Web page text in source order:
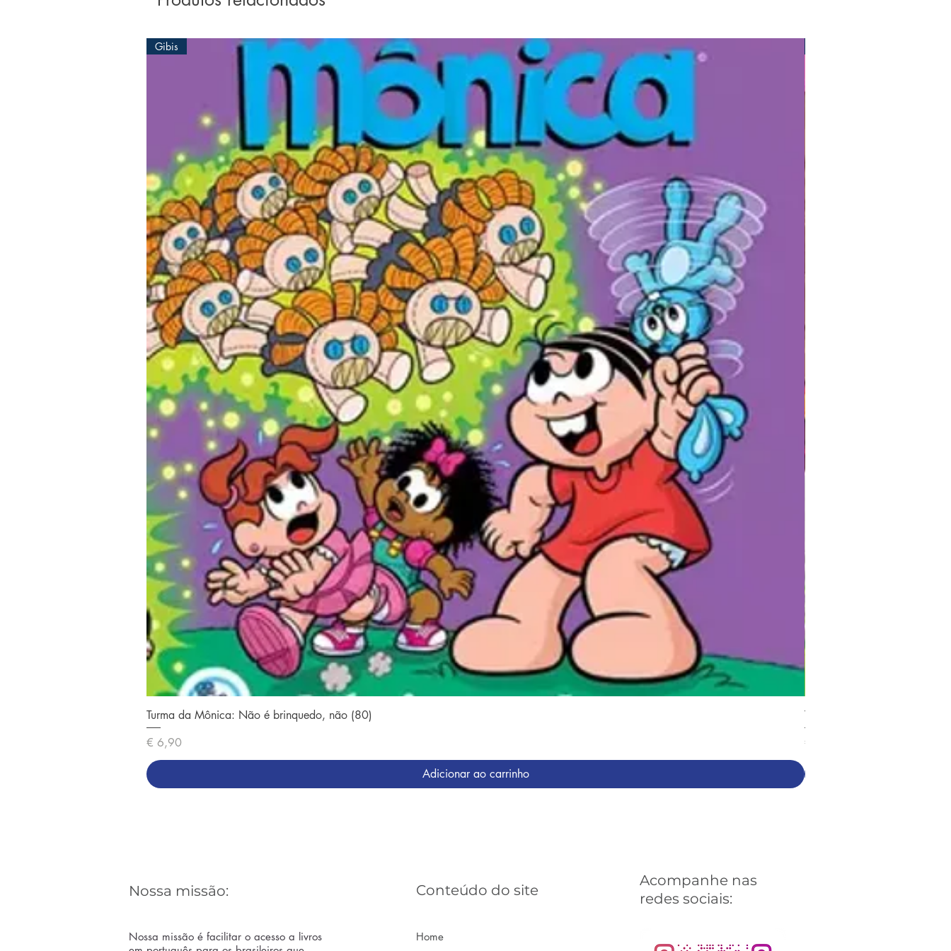
o mundo. Os destinos escolhidos são
lugares em que a autora, Mariana
Macedo, morou ou conheceu. Lugares
de memórias que ela compartilha.
📚 Ideal para:
Crianças de 3 a 8 anos
Estímulo aos pequenos viajantes
Presentes criativos de fim de ano
Gibis
Turma da Mônica: Não é brinquedo, não (80)
Preço
€ 6,90
Adicionar ao carrinho
Turma da Mônica:
Preço
€ 6,90
Nossa missão:
Nossa missão é facilitar o acesso a livros
Conteúdo do site
Home
Acompanhe nas
redes sociais: